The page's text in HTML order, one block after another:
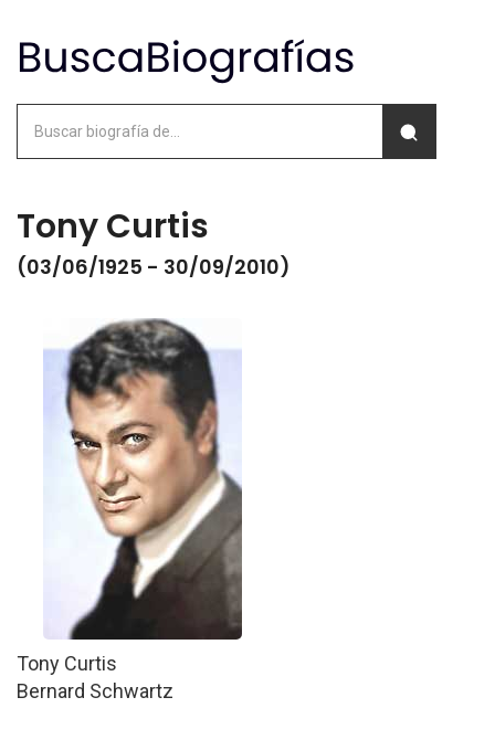
Tony Curtis
(03/06/1925 - 30/09/2010)
Tony Curtis
Bernard Schwartz